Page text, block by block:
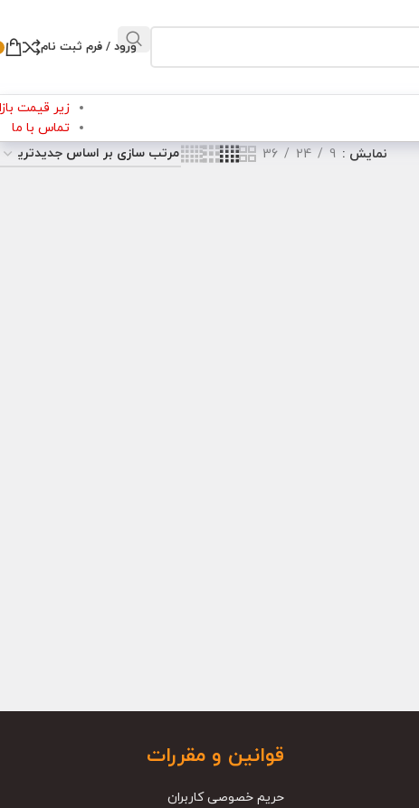
ورود / فرم ثبت نام
زیر قیمت
تماس با ما
نمایش 9
24
36
قوانین و مقررات
حریم خصوصی کاربران